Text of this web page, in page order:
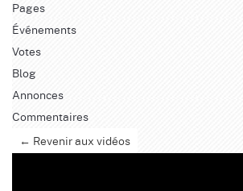
Pages
Événements
Votes
Blog
Annonces
Commentaires
← Revenir aux vidéos